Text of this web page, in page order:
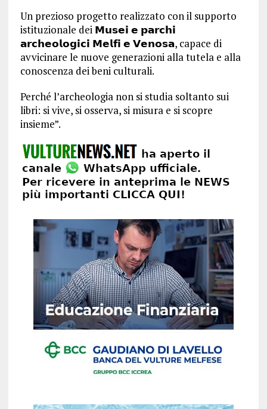
Un prezioso progetto realizzato con il supporto
istituzionale dei 𝗠𝘂𝘀𝗲𝗶 𝗲 𝗽𝗮𝗿𝗰𝗵𝗶
𝗮𝗿𝗰𝗵𝗲𝗼𝗹𝗼𝗴𝗶𝗰𝗶 𝗠𝗲𝗹𝗳𝗶 𝗲 𝗩𝗲𝗻𝗼𝘀𝗮, capace di
avvicinare le nuove generazioni alla tutela e alla
conoscenza dei beni culturali.
Perché l’archeologia non si studia soltanto sui
libri: si vive, si osserva, si misura e si scopre
insieme”.